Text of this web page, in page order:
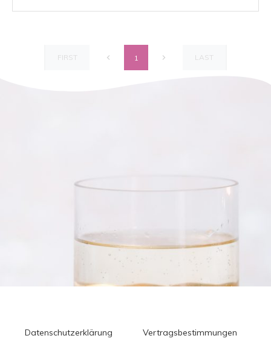
FIRST 1 LAST
Datenschutzerklärung
Vertragsbestimmungen